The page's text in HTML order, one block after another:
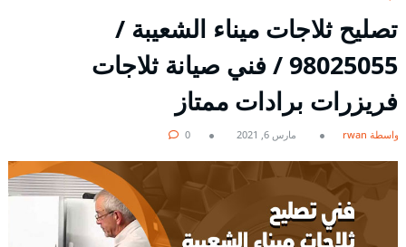
تصليح ثلاجات ميناء الشعيبة /
98025055 / فني صيانة ثلاجات
فريزرات برادات ممتاز
بواسطة rwan مارس 6, 2021 0